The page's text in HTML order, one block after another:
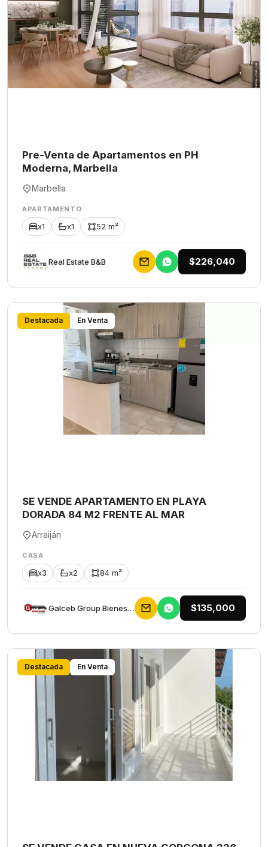
Pre-Venta de Apartamentos en PH
Moderna, Marbella
Marbella
APARTAMENTO
x1 x1 52 m²
Rеаl Еstаtе В&В $226,040
Destacada En Venta
SE VENDE APARTAMENTO EN PLAYA
DORADA 84 M2 FRENTE AL MAR
Arraiján
CASA
x3 x2 84 m²
Galceb Group Bienes Raices $135,000
Destacada En Venta